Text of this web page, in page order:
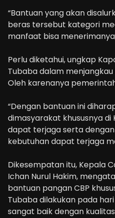
“Bantuan yang akan
beras tersebut kategori
manfaat bisa
Perlu diketahui, ungkap
Tubaba dalam
Oleh karenanya
“Dengan bantuan ini
dimasyarakat khususnya
dapat terjaga serta
kebutuhan dapat terjaga
Dikesempatan itu, Kepala
Ichan Nurul Hakim,
bantuan pangan CBP
Tubaba dilakukan pada
sangat baik dengan